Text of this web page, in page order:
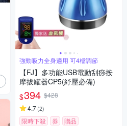
強勁吸力全身適用 可4檔調節
【FJ】多功能USB電動刮痧按
摩拔罐器CP5(紓壓必備)
$394 $428
4.7(2)
限時下殺 券 贈品